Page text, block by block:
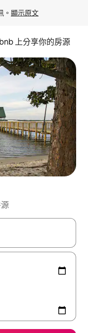
。 顯示原文
上分享你的房源
頭，或輕點、滑動裝置。